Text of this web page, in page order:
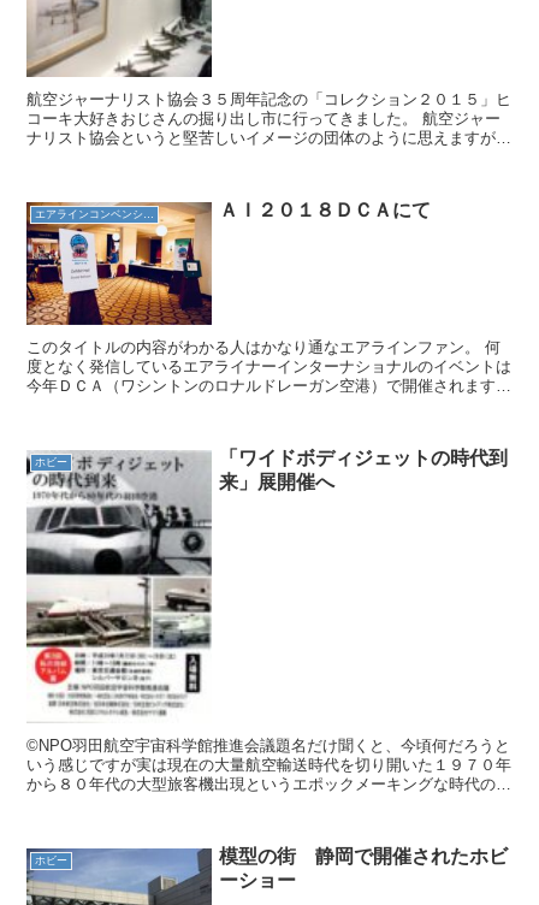
航空ジャーナリスト協会３５周年記念の「コレクション２０１５」ヒ
コーキ大好きおじさんの掘り出し市に行ってきました。 航空ジャー
ナリスト協会というと堅苦しいイメージの団体のように思えますが、
ＡＩ２０１８ＤＣＡにて
このタイトルの内容がわかる人はかなり通なエアラインファン。 何
度となく発信しているエアライナーインターナショナルのイベントは
今年ＤＣＡ（ワシントンのロナルドレーガン空港）で開催されますよ
ホビー
「ワイドボディジェットの時代到
来」展開催へ
©NPO羽田航空宇宙科学館推進会議題名だけ聞くと、今頃何だろうと
いう感じですが実は現在の大量航空輸送時代を切り開いた１９７０年
から８０年代の大型旅客機出現というエポックメーキングな時代の
ホビー
模型の街 静岡で開催されたホビ
ーショー